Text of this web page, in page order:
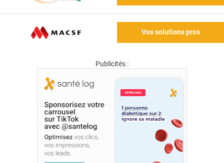
Vos solutions pros
Publicités :